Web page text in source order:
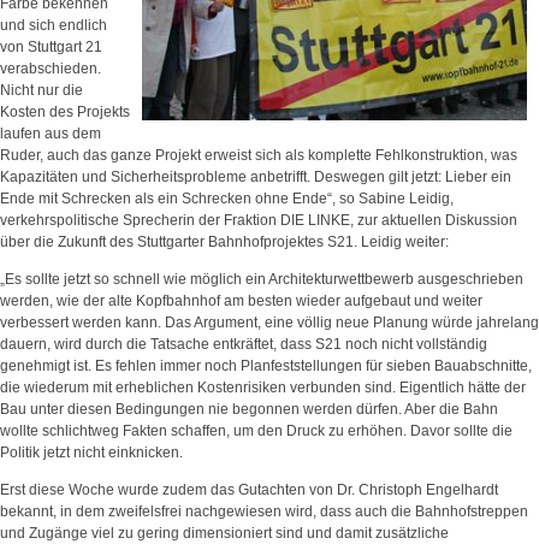
und sich endlich
von Stuttgart 21
verabschieden.
Nicht nur die
Kosten des Projekts
laufen aus dem
Ruder, auch das ganze Projekt erweist sich als komplette Fehlkonstruktion, was
Kapazitäten und Sicherheitsprobleme anbetrifft. Deswegen gilt jetzt: Lieber ein
Ende mit Schrecken als ein Schrecken ohne Ende“, so Sabine Leidig,
verkehrspolitische Sprecherin der Fraktion DIE LINKE, zur aktuellen Diskussion
über die Zukunft des Stuttgarter Bahnhofprojektes S21. Leidig weiter:
„Es sollte jetzt so schnell wie möglich ein Architekturwettbewerb ausgeschrieben
werden, wie der alte Kopfbahnhof am besten wieder aufgebaut und weiter
verbessert werden kann. Das Argument, eine völlig neue Planung würde jahrelang
dauern, wird durch die Tatsache entkräftet, dass S21 noch nicht vollständig
genehmigt ist. Es fehlen immer noch Planfeststellungen für sieben Bauabschnitte,
die wiederum mit erheblichen Kostenrisiken verbunden sind. Eigentlich hätte der
Bau unter diesen Bedingungen nie begonnen werden dürfen. Aber die Bahn
wollte schlichtweg Fakten schaffen, um den Druck zu erhöhen. Davor sollte die
Politik jetzt nicht einknicken.
Erst diese Woche wurde zudem das Gutachten von Dr. Christoph Engelhardt
bekannt, in dem zweifelsfrei nachgewiesen wird, dass auch die Bahnhofstreppen
und Zugänge viel zu gering dimensioniert sind und damit zusätzliche